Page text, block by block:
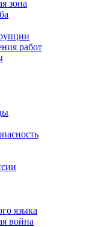
зона
работ
языка
война